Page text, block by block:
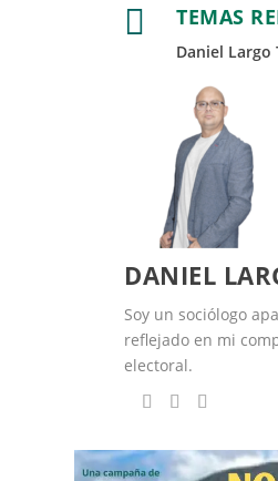
 TEMAS
Daniel Largo
DANIEL
Soy un sociólogo
reflejado en mi
electoral.